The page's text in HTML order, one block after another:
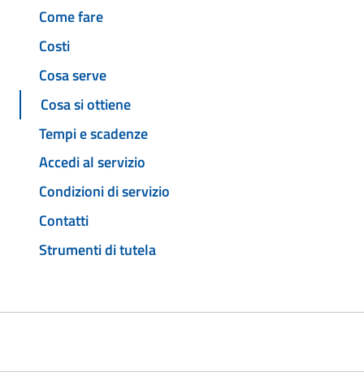
Come fare
Costi
Cosa serve
Cosa si ottiene
Tempi e scadenze
Accedi al servizio
Condizioni di servizio
Contatti
Strumenti di tutela